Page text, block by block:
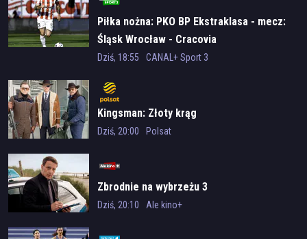
Piłka nożna: PKO BP Ekstraklasa - mecz:
Śląsk Wrocław - Cracovia
Dziś, 18:55 CANAL+ Sport 3
Kingsman: Złoty krąg
Dziś, 20:00 Polsat
Zbrodnie na wybrzeżu 3
Dziś, 20:10 Ale kino+